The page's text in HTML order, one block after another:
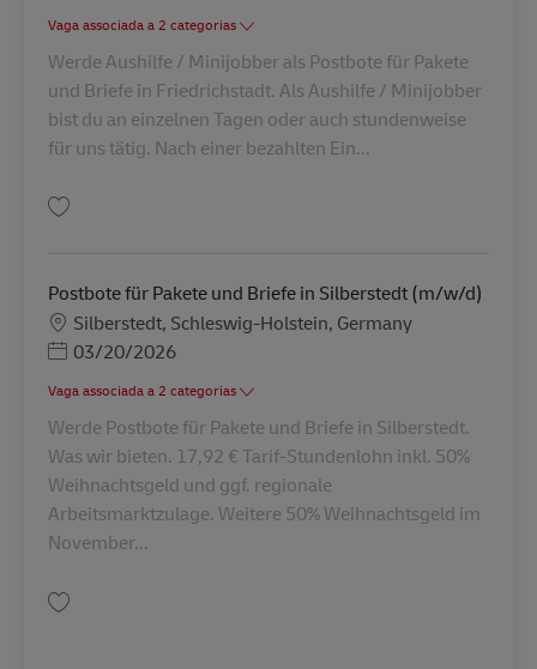
Vaga associada a 2 categorias
Werde Aushilfe / Minijobber als Postbote für Pakete
und Briefe in Friedrichstadt. Als Aushilfe / Minijobber
bist du an einzelnen Tagen oder auch stundenweise
für uns tätig. Nach einer bezahlten Ein...
Postbote für Pakete und Briefe in Silberstedt (m/w/d)
Localização
Silberstedt, Schleswig-Holstein, Germany
Posted Date
03/20/2026
Vaga associada a 2 categorias
Werde Postbote für Pakete und Briefe in Silberstedt.
Was wir bieten. 17,92 € Tarif-Stundenlohn inkl. 50%
Weihnachtsgeld und ggf. regionale
Arbeitsmarktzulage. Weitere 50% Weihnachtsgeld im
November...